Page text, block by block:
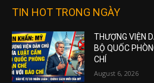
TIN HOT TRONG NGÀY
THƯỢNG VIỆN
BỘ QUỐC
CHÍ
August 6, 2026